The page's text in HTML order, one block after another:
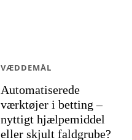
Automatiserede
værktøjer i betting –
nyttigt hjælpemiddel
eller skjult faldgrube?
VÆDDEMÅL